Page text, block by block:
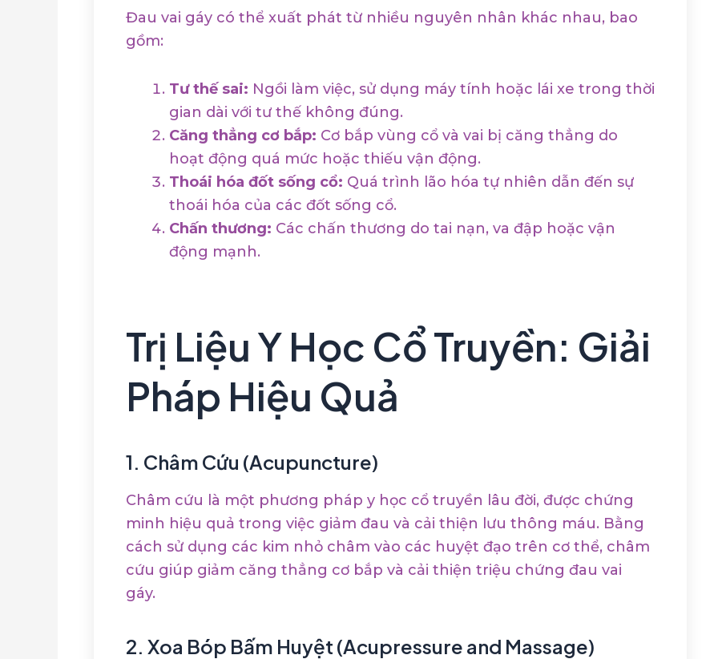
Đau vai gáy có thể xuất phát từ nhiều nguyên nhân khác nhau, bao
gồm:
Tư thế sai: Ngồi làm việc, sử dụng máy tính hoặc lái xe trong thời
gian dài với tư thế không đúng.
Căng thẳng cơ bắp: Cơ bắp vùng cổ và vai bị căng thẳng do
hoạt động quá mức hoặc thiếu vận động.
Thoái hóa đốt sống cổ: Quá trình lão hóa tự nhiên dẫn đến sự
thoái hóa của các đốt sống cổ.
Chấn thương: Các chấn thương do tai nạn, va đập hoặc vận
động mạnh.
Trị Liệu Y Học Cổ Truyền: Giải
Pháp Hiệu Quả
1. Châm Cứu (Acupuncture)
Châm cứu là một phương pháp y học cổ truyền lâu đời, được chứng
minh hiệu quả trong việc giảm đau và cải thiện lưu thông máu. Bằng
cách sử dụng các kim nhỏ châm vào các huyệt đạo trên cơ thể, châm
cứu giúp giảm căng thẳng cơ bắp và cải thiện triệu chứng đau vai
gáy.
2. Xoa Bóp Bấm Huyệt (Acupressure and Massage)